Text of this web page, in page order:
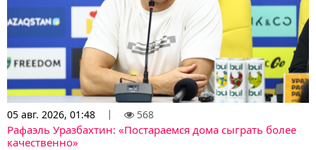
05 авг. 2026, 01:48 568
Рафаэль Уразбахтин: «Постараемся дома сыграть более
качественно»